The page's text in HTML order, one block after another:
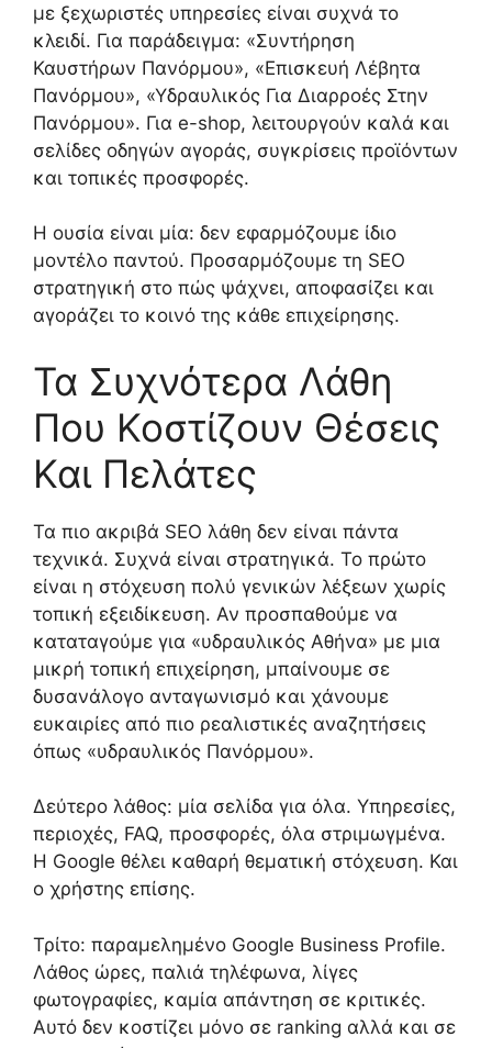
με ξεχωριστές υπηρεσίες είναι συχνά το
κλειδί. Για παράδειγμα: «Συντήρηση
Καυστήρων Πανόρμου», «Επισκευή Λέβητα
Πανόρμου», «Υδραυλικός Για Διαρροές Στην
Πανόρμου». Για e-shop, λειτουργούν καλά και
σελίδες οδηγών αγοράς, συγκρίσεις προϊόντων
και τοπικές προσφορές.
Η ουσία είναι μία: δεν εφαρμόζουμε ίδιο
μοντέλο παντού. Προσαρμόζουμε τη SEO
στρατηγική στο πώς ψάχνει, αποφασίζει και
αγοράζει το κοινό της κάθε επιχείρησης.
Τα Συχνότερα Λάθη
Που Κοστίζουν Θέσεις
Και Πελάτες
Τα πιο ακριβά SEO λάθη δεν είναι πάντα
τεχνικά. Συχνά είναι στρατηγικά. Το πρώτο
είναι η στόχευση πολύ γενικών λέξεων χωρίς
τοπική εξειδίκευση. Αν προσπαθούμε να
καταταγούμε για «υδραυλικός Αθήνα» με μια
μικρή τοπική επιχείρηση, μπαίνουμε σε
δυσανάλογο ανταγωνισμό και χάνουμε
ευκαιρίες από πιο ρεαλιστικές αναζητήσεις
όπως «υδραυλικός Πανόρμου».
Δεύτερο λάθος: μία σελίδα για όλα. Υπηρεσίες,
περιοχές, FAQ, προσφορές, όλα στριμωγμένα.
Η Google θέλει καθαρή θεματική στόχευση. Και
ο χρήστης επίσης.
Τρίτο: παραμελημένο Google Business Profile.
Λάθος ώρες, παλιά τηλέφωνα, λίγες
φωτογραφίες, καμία απάντηση σε κριτικές.
Αυτό δεν κοστίζει μόνο σε ranking αλλά και σε